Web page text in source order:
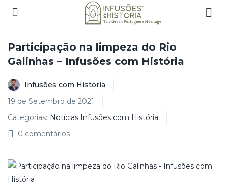
Participação na limpeza do Rio
Galinhas – Infusões com História
Infusões com História
19 de Setembro de 2021
Categorias: Notícias Infusões com História
0 comentários